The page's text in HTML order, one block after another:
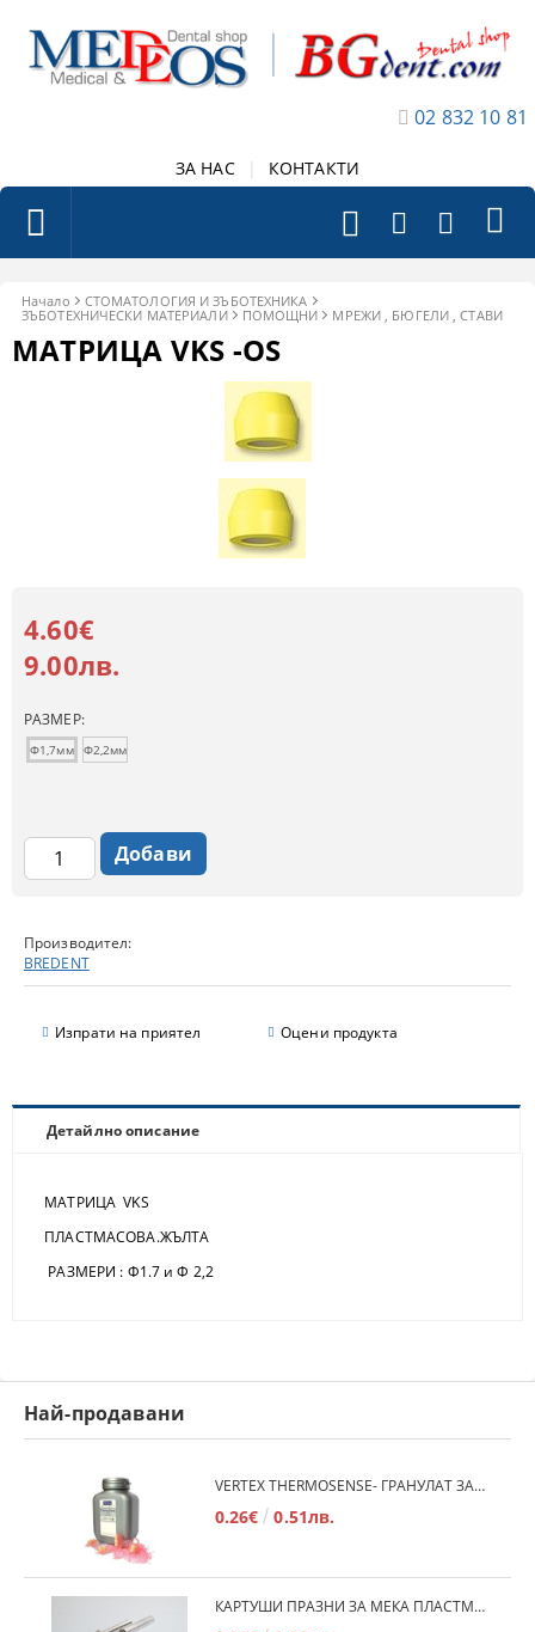
02 832 10 81
ЗА НАС КОНТАКТИ
Начало
СТОМАТОЛОГИЯ И ЗЪБОТЕХНИКА
ЗЪБОТЕХНИЧЕСКИ МАТЕРИАЛИ
ПОМОЩНИ МРЕЖИ , БЮГЕЛИ , СТАВИ
МАТРИЦА VKS -OS
Производител:
BREDENT
Изпрати на приятел Оцени продукта
4.60€
9.00лв.
РАЗМЕР:
Ф1,7мм Ф2,2мм
Детайлно описание
МАТРИЦА VKS
ПЛАСТМАСОВА.ЖЪЛТА
РАЗМЕРИ : Ф1.7 и Ф 2,2
Най-продавани
VERTEX THERMOSENSE- ГРАНУЛАТ ЗА МЕКИ ПРОТЕЗИ
0.26€ 0.51лв.
КАРТУШИ ПРАЗНИ ЗА МЕКА ПЛАСТМАСА